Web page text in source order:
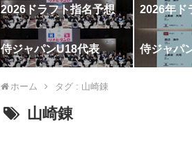
2026ドラフト指名予想 2026年ド
侍ジャパンU18代表 侍ジャパ
ホーム タグ : 山崎錬
山崎錬